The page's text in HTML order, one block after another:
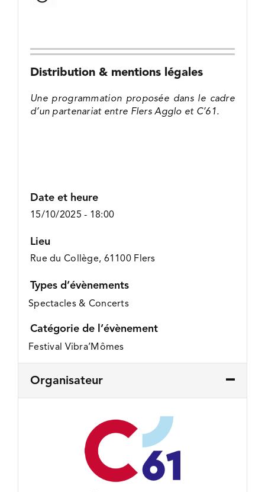
Distribution & mentions légales
Une programmation proposée dans le cadre
d’un partenariat entre Flers Agglo et C’61.
Date et heure
15/10/2025 - 18:00
Lieu
Rue du Collège, 61100 Flers
Types d’évènements
Spectacles & Concerts
Catégorie de l’évènement
Festival Vibra’Mômes
Organisateur